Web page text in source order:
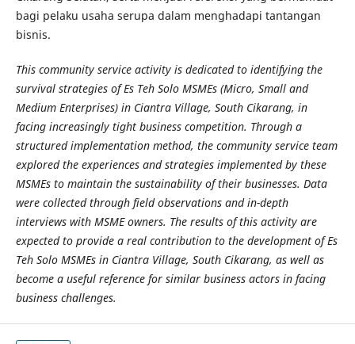
bagi pelaku usaha serupa dalam menghadapi tantangan
bisnis.
This community service activity is dedicated to identifying the
survival strategies of Es Teh Solo MSMEs (Micro, Small and
Medium Enterprises) in Ciantra Village, South Cikarang, in
facing increasingly tight business competition. Through a
structured implementation method, the community service team
explored the experiences and strategies implemented by these
MSMEs to maintain the sustainability of their businesses. Data
were collected through field observations and in-depth
interviews with MSME owners. The results of this activity are
expected to provide a real contribution to the development of Es
Teh Solo MSMEs in Ciantra Village, South Cikarang, as well as
become a useful reference for similar business actors in facing
business challenges.